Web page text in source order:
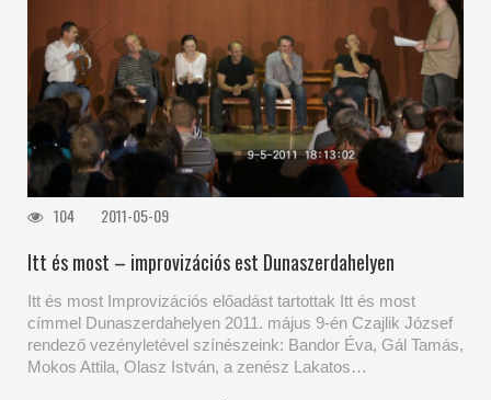
104 2011-05-09
Itt és most – improvizációs est Dunaszerdahelyen
Itt és most Improvizációs előadást tartottak Itt és most
címmel Dunaszerdahelyen 2011. május 9-én Czajlik József
rendező vezényletével színészeink: Bandor Éva, Gál Tamás,
Mokos Attila, Olasz István, a zenész Lakatos…